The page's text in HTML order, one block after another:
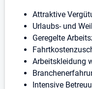
Attraktive
Urlaubs- und
Geregelte
Arbeitskleidung
Intensive